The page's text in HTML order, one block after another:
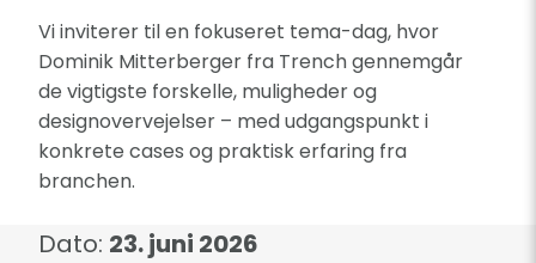
Vi inviterer til en fokuseret tema-dag, hvor
Dominik Mitterberger fra Trench gennemgår
de vigtigste forskelle, muligheder og
designovervejelser – med udgangspunkt i
konkrete cases og praktisk erfaring fra
branchen.
Dato: 23. juni 2026